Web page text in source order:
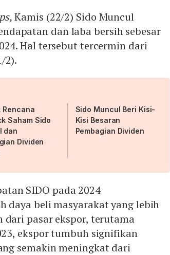
Kamis (22/2) Sido Muncul
dan laba bersih sebesar
Hal tersebut tercermin dari
2).
Rencana
Saham Sido
dan
Dividen
Sido Muncul Beri Kisi-
Kisi Besaran
Pembagian Dividen
SIDO pada 2024
daya beli masyarakat yang lebih
pasar ekspor, terutama
ekspor tumbuh signifikan
semakin meningkat dari